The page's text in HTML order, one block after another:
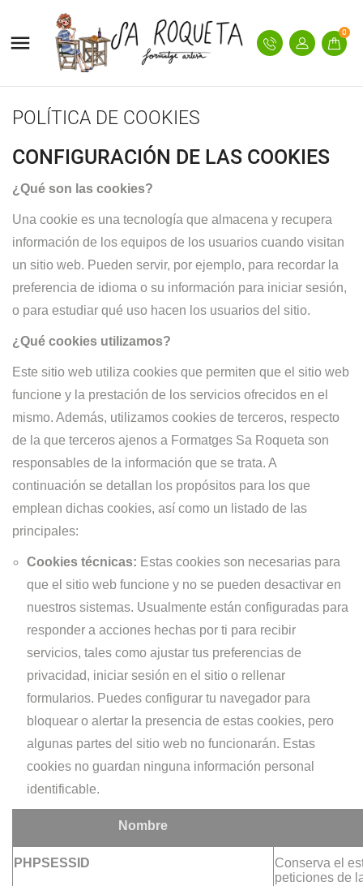
 0
POLÍTICA DE COOKIES
CONFIGURACIÓN DE LAS COOKIES
¿Qué son las cookies?
Una cookie es una tecnología que almacena y recupera
información de los equipos de los usuarios cuando visitan
un sitio web. Pueden servir, por ejemplo, para recordar la
preferencia de idioma o su información para iniciar sesión,
o para estudiar qué uso hacen los usuarios del sitio.
¿Qué cookies utilizamos?
Este sitio web utiliza cookies que permiten que el sitio web
funcione y la prestación de los servicios ofrecidos en el
mismo. Además, utilizamos cookies de terceros, respecto
de la que terceros ajenos a Formatges Sa Roqueta son
responsables de la información que se trata. A
continuación se detallan los propósitos para los que
emplean dichas cookies, así como un listado de las
principales:
Cookies técnicas: Estas cookies son necesarias para
que el sitio web funcione y no se pueden desactivar en
nuestros sistemas. Usualmente están configuradas para
responder a acciones hechas por ti para recibir
servicios, tales como ajustar tus preferencias de
privacidad, iniciar sesión en el sitio o rellenar
formularios. Puedes configurar tu navegador para
bloquear o alertar la presencia de estas cookies, pero
algunas partes del sitio web no funcionarán. Estas
cookies no guardan ninguna información personal
identificable.
Nombre
PHPSESSID
Conserva el
peticiones de